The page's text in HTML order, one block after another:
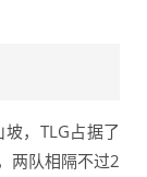
，TLG占据了
两队相隔不过2